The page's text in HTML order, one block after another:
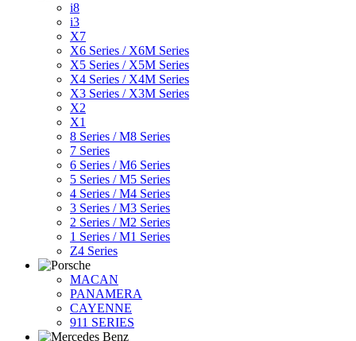
i8
i3
X7
X6 Series / X6M Series
X5 Series / X5M Series
X4 Series / X4M Series
X3 Series / X3M Series
X2
X1
8 Series / M8 Series
7 Series
6 Series / M6 Series
5 Series / M5 Series
4 Series / M4 Series
3 Series / M3 Series
2 Series / M2 Series
1 Series / M1 Series
Z4 Series
MACAN
PANAMERA
CAYENNE
911 SERIES